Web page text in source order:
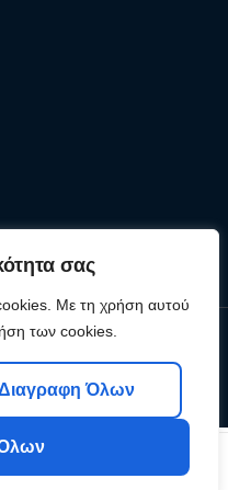
σας
Με τη χρήση αυτού
των cookies.
Όλων
Cart
Wishlist
| Powered by Levelcom